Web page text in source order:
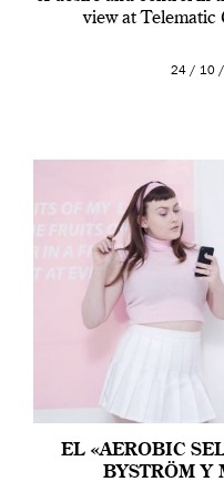
view at Telematic
24 / 10
EL «AEROBIC
BYSTRÖM Y